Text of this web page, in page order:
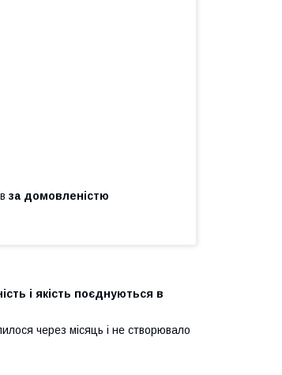
за домовленістю
і якість поєднуються в
через місяць і не створювало